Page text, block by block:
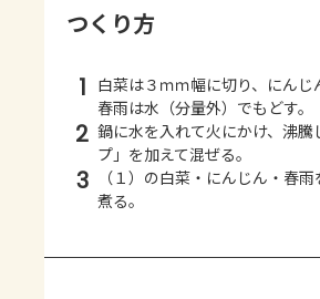
つくり方
1 白菜は３ｍｍ幅に切り、にんじ
春雨は水（分量外）でもどす。
2 鍋に水を入れて火にかけ、沸
プ」を加えて混ぜる。
3
（１）の白菜・にんじん・春
煮る。